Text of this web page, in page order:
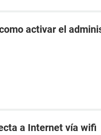
activar el
a Internet vía wifi